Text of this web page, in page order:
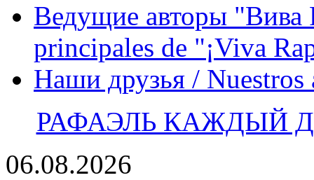
Ведущие авторы "Вива
principales de "¡Viva
Наши друзья / Nuestros
РАФАЭЛЬ КАЖДЫЙ
06.08.2026